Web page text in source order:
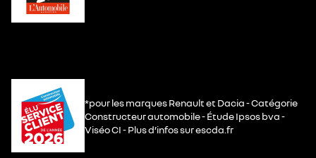
*pour les marques Renault et Dacia - Catégorie
Constructeur automobile - Étude Ipsos bva -
Viséo CI - Plus d’infos sur escda.fr